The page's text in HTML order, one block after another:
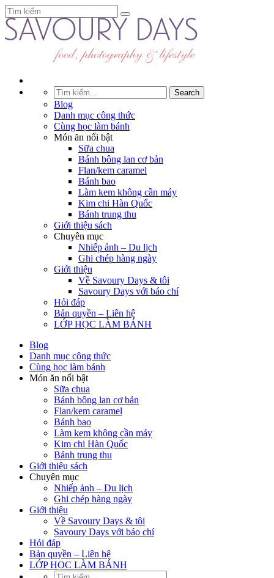
Blog
Danh mục công thức
Cùng học làm bánh
Món ăn nổi bật
Sữa chua
Bánh bông lan cơ bản
Flan/kem caramel
Bánh bao
Làm kem không cần máy
Kim chi Hàn Quốc
Bánh trung thu
Giới thiệu sách
Chuyên mục
Nhiếp ảnh – Du lịch
Ghi chép hàng ngày
Giới thiệu
Về Savoury Days & tôi
Savoury Days với báo chí
Hỏi đáp
Bản quyền – Liên hệ
LỚP HỌC LÀM BÁNH
Blog
Danh mục công thức
Cùng học làm bánh
Món ăn nổi bật
Sữa chua
Bánh bông lan cơ bản
Flan/kem caramel
Bánh bao
Làm kem không cần máy
Kim chi Hàn Quốc
Bánh trung thu
Giới thiệu sách
Chuyên mục
Nhiếp ảnh – Du lịch
Ghi chép hàng ngày
Giới thiệu
Về Savoury Days & tôi
Savoury Days với báo chí
Hỏi đáp
Bản quyền – Liên hệ
LỚP HỌC LÀM BÁNH